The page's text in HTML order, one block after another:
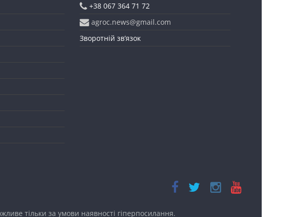
+38 067 364 71 72
agroc.news@gmail.com
Зворотній зв’язок
тільки за умови наявності гіперпосилання.